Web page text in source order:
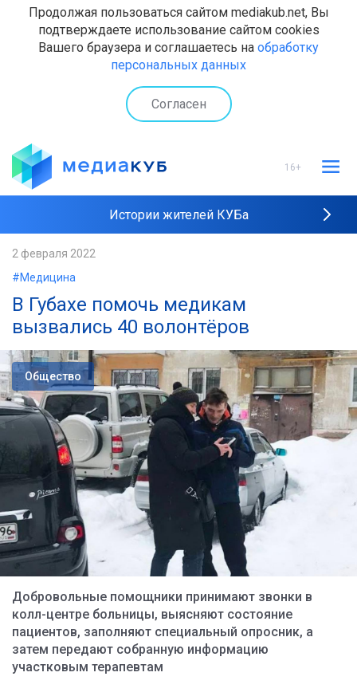
Продолжая пользоваться сайтом mediakub.net, Вы
подтверждаете использование сайтом cookies
Вашего браузера и соглашаетесь на обработку
персональных данных
Согласен
16+
Истории жителей КУБа
2 февраля 2022
#Медицина
В Губахе помочь медикам
вызвались 40 волонтёров
Общество
Добровольные помощники принимают звонки в
колл-центре больницы, выясняют состояние
пациентов, заполняют специальный опросник, а
затем передают собранную информацию
участковым терапевтам